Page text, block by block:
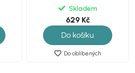
Skladem
629 Kč
Do košíku
Do oblíbených